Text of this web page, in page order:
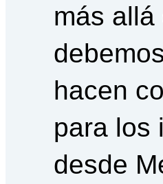
más
hacen
para los
desde